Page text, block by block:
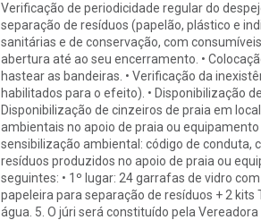
Verificação de periodicidade regular do
separação de resíduos (papelão, plástico e
sanitárias e de conservação, com
abertura até ao seu encerramento. •
hastear as bandeiras. • Verificação da
habilitados para o efeito). • Disponibilização
Disponibilização de cinzeiros de praia em
ambientais no apoio de praia ou
sensibilização ambiental: código de conduta,
resíduos produzidos no apoio de praia ou
seguintes: • 1º lugar: 24 garrafas de vidro
papeleira para separação de resíduos + 2 kits
água. 5. O júri será constituído pela